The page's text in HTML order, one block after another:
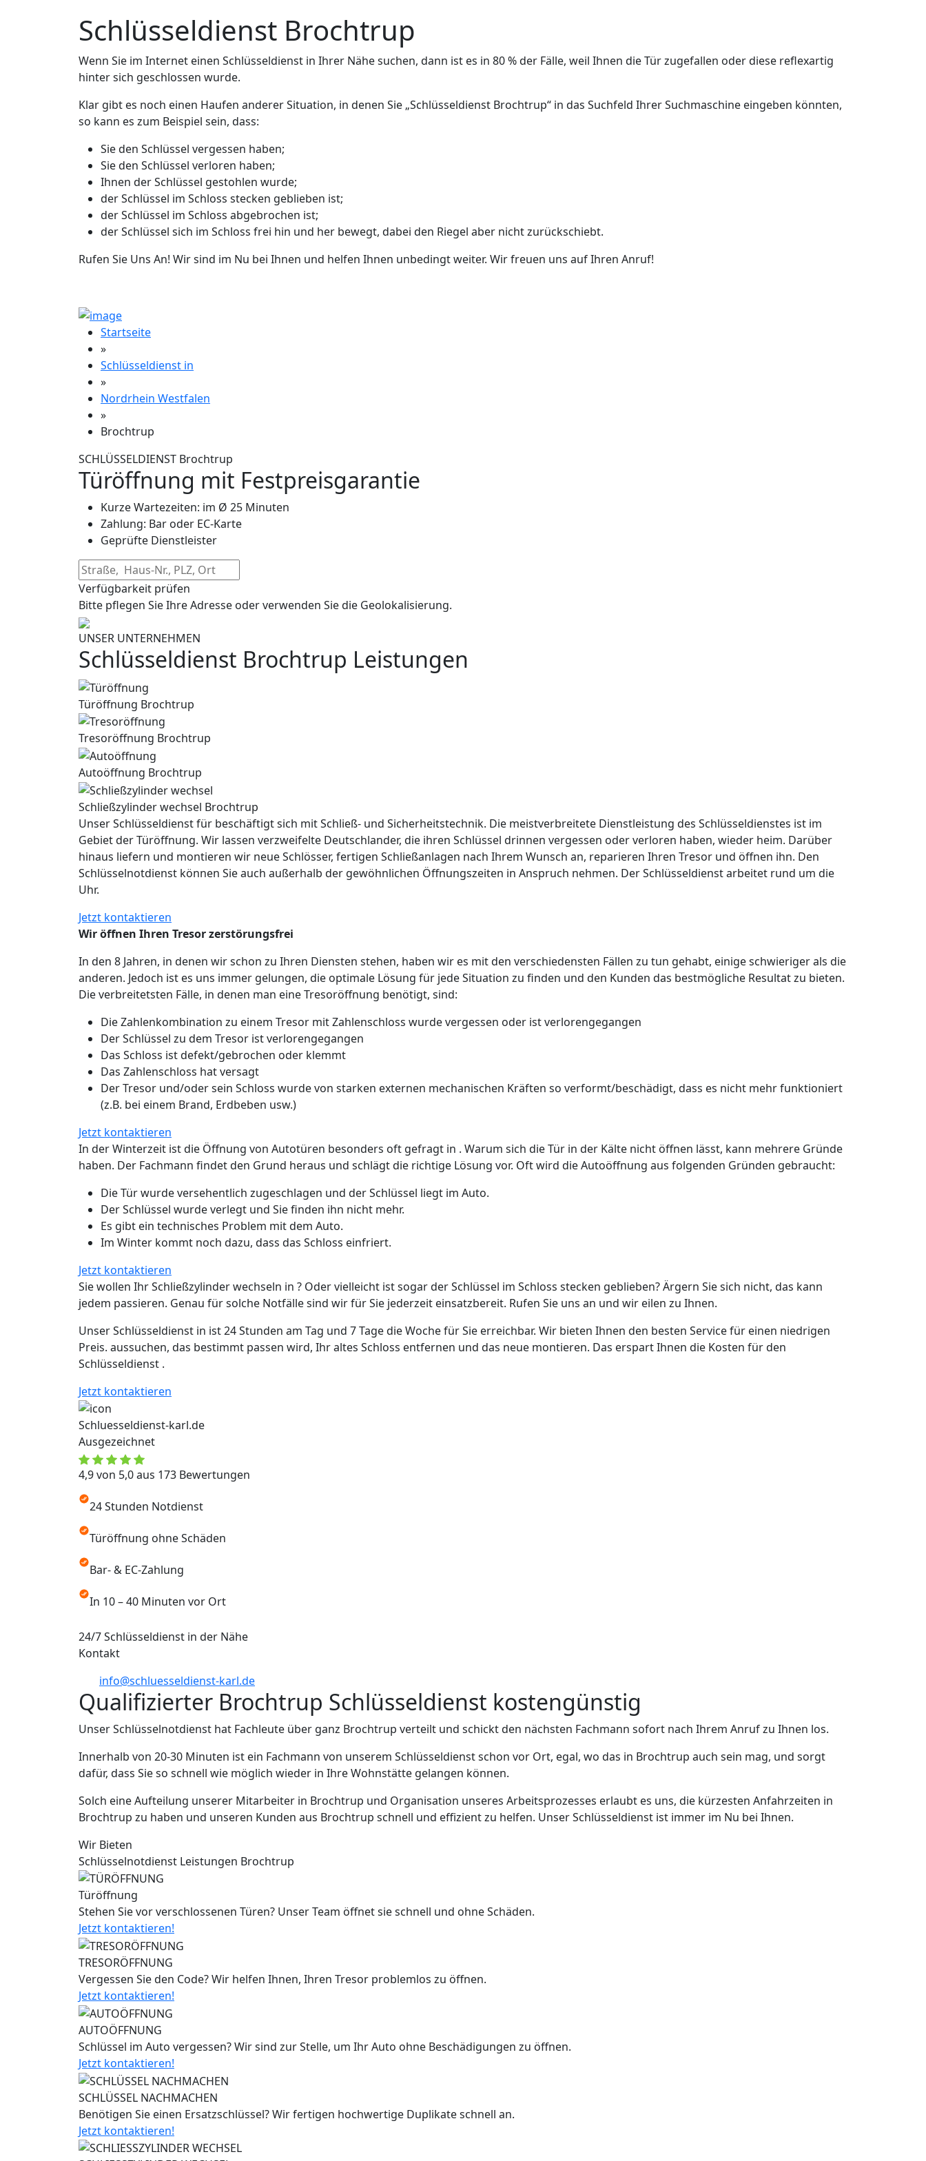
Schlüsseldienst Brochtrup
Wenn Sie im Internet einen Schlüsseldienst in Ihrer Nähe suchen, dann ist es in 80 % der Fälle, weil Ihnen die Tür zugefallen oder diese reflexartig
hinter sich geschlossen wurde.
Klar gibt es noch einen Haufen anderer Situation, in denen Sie „Schlüsseldienst Brochtrup“ in das Suchfeld Ihrer Suchmaschine eingeben könnten,
so kann es zum Beispiel sein, dass:
Sie den Schlüssel vergessen haben;
Sie den Schlüssel verloren haben;
Ihnen der Schlüssel gestohlen wurde;
der Schlüssel im Schloss stecken geblieben ist;
der Schlüssel im Schloss abgebrochen ist;
der Schlüssel sich im Schloss frei hin und her bewegt, dabei den Riegel aber nicht zurückschiebt.
Rufen Sie Uns An! Wir sind im Nu bei Ihnen und helfen Ihnen unbedingt weiter. Wir freuen uns auf Ihren Anruf!
Startseite
»
Schlüsseldienst in
»
Nordrhein Westfalen
»
Brochtrup
SCHLÜSSELDIENST Brochtrup
Türöffnung mit Festpreisgarantie
Kurze Wartezeiten: im Ø 25 Minuten
Zahlung: Bar oder EC-Karte
Geprüfte Dienstleister
Verfügbarkeit prüfen
Bitte pflegen Sie Ihre Adresse oder verwenden Sie die Geolokalisierung.
UNSER UNTERNEHMEN
Schlüsseldienst Brochtrup Leistungen
Türöffnung Brochtrup
Tresoröffnung Brochtrup
Autoöffnung Brochtrup
Schließzylinder wechsel Brochtrup
Unser Schlüsseldienst für beschäftigt sich mit Schließ- und Sicherheitstechnik. Die meistverbreitete Dienstleistung des Schlüsseldienstes ist im
Gebiet der Türöffnung. Wir lassen verzweifelte Deutschlander, die ihren Schlüssel drinnen vergessen oder verloren haben, wieder heim. Darüber
hinaus liefern und montieren wir neue Schlösser, fertigen Schließanlagen nach Ihrem Wunsch an, reparieren Ihren Tresor und öffnen ihn. Den
Schlüsselnotdienst können Sie auch außerhalb der gewöhnlichen Öffnungszeiten in Anspruch nehmen. Der Schlüsseldienst arbeitet rund um die
Uhr.
Jetzt kontaktieren
Wir öffnen Ihren Tresor zerstörungsfrei
In den 8 Jahren, in denen wir schon zu Ihren Diensten stehen, haben wir es mit den verschiedensten Fällen zu tun gehabt, einige schwieriger als die
anderen. Jedoch ist es uns immer gelungen, die optimale Lösung für jede Situation zu finden und den Kunden das bestmögliche Resultat zu bieten.
Die verbreitetsten Fälle, in denen man eine Tresoröffnung benötigt, sind:
Die Zahlenkombination zu einem Tresor mit Zahlenschloss wurde vergessen oder ist verlorengegangen
Der Schlüssel zu dem Tresor ist verlorengegangen
Das Schloss ist defekt/gebrochen oder klemmt
Das Zahlenschloss hat versagt
Der Tresor und/oder sein Schloss wurde von starken externen mechanischen Kräften so verformt/beschädigt, dass es nicht mehr funktioniert
(z.B. bei einem Brand, Erdbeben usw.)
Jetzt kontaktieren
In der Winterzeit ist die Öffnung von Autotüren besonders oft gefragt in . Warum sich die Tür in der Kälte nicht öffnen lässt, kann mehrere Gründe
haben. Der Fachmann findet den Grund heraus und schlägt die richtige Lösung vor. Oft wird die Autoöffnung aus folgenden Gründen gebraucht:
Die Tür wurde versehentlich zugeschlagen und der Schlüssel liegt im Auto.
Der Schlüssel wurde verlegt und Sie finden ihn nicht mehr.
Es gibt ein technisches Problem mit dem Auto.
Im Winter kommt noch dazu, dass das Schloss einfriert.
Jetzt kontaktieren
Sie wollen Ihr Schließzylinder wechseln in ? Oder vielleicht ist sogar der Schlüssel im Schloss stecken geblieben? Ärgern Sie sich nicht, das kann
jedem passieren. Genau für solche Notfälle sind wir für Sie jederzeit einsatzbereit. Rufen Sie uns an und wir eilen zu Ihnen.
Unser Schlüsseldienst in ist 24 Stunden am Tag und 7 Tage die Woche für Sie erreichbar. Wir bieten Ihnen den besten Service für einen niedrigen
Preis. aussuchen, das bestimmt passen wird, Ihr altes Schloss entfernen und das neue montieren. Das erspart Ihnen die Kosten für den
Schlüsseldienst .
Jetzt kontaktieren
Schluesseldienst-karl.de
Ausgezeichnet
4,9 von 5,0 aus 173 Bewertungen
24 Stunden Notdienst
Türöffnung ohne Schäden
Bar- & EC-Zahlung
In 10 – 40 Minuten vor Ort
24/7 Schlüsseldienst in der Nähe
Kontakt
info@schluesseldienst-karl.de
Qualifizierter Brochtrup Schlüsseldienst kostengünstig
Unser Schlüsselnotdienst hat Fachleute über ganz Brochtrup verteilt und schickt den nächsten Fachmann sofort nach Ihrem Anruf zu Ihnen los.
Innerhalb von 20-30 Minuten ist ein Fachmann von unserem Schlüsseldienst schon vor Ort, egal, wo das in Brochtrup auch sein mag, und sorgt
dafür, dass Sie so schnell wie möglich wieder in Ihre Wohnstätte gelangen können.
Solch eine Aufteilung unserer Mitarbeiter in Brochtrup und Organisation unseres Arbeitsprozesses erlaubt es uns, die kürzesten Anfahrzeiten in
Brochtrup zu haben und unseren Kunden aus Brochtrup schnell und effizient zu helfen. Unser Schlüsseldienst ist immer im Nu bei Ihnen.
Wir Bieten
Schlüsselnotdienst Leistungen Brochtrup
Türöffnung
Stehen Sie vor verschlossenen Türen? Unser Team öffnet sie schnell und ohne Schäden.
Jetzt kontaktieren!
TRESORÖFFNUNG
Vergessen Sie den Code? Wir helfen Ihnen, Ihren Tresor problemlos zu öffnen.
Jetzt kontaktieren!
AUTOÖFFNUNG
Schlüssel im Auto vergessen? Wir sind zur Stelle, um Ihr Auto ohne Beschädigungen zu öffnen.
Jetzt kontaktieren!
SCHLÜSSEL NACHMACHEN
Benötigen Sie einen Ersatzschlüssel? Wir fertigen hochwertige Duplikate schnell an.
Jetzt kontaktieren!